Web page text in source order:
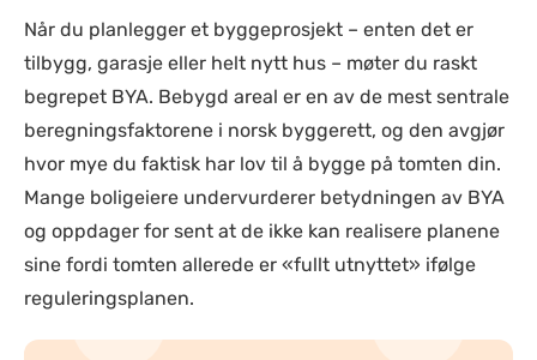
Når du planlegger et byggeprosjekt – enten det er
tilbygg, garasje eller helt nytt hus – møter du raskt
begrepet BYA. Bebygd areal er en av de mest sentrale
beregningsfaktorene i norsk byggerett, og den avgjør
hvor mye du faktisk har lov til å bygge på tomten din.
Mange boligeiere undervurderer betydningen av BYA
og oppdager for sent at de ikke kan realisere planene
sine fordi tomten allerede er «fullt utnyttet» ifølge
reguleringsplanen.